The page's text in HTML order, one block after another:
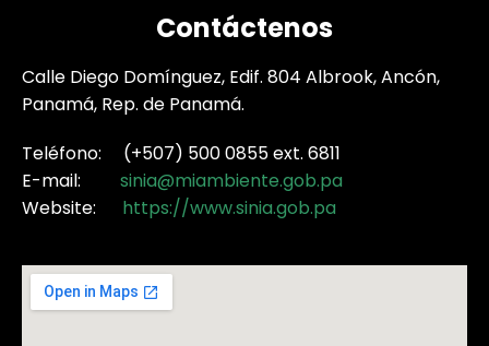
Contáctenos
Calle Diego Domínguez, Edif. 804 Albrook, Ancón,
Panamá, Rep. de Panamá.
Teléfono: (+507) 500 0855 ext. 6811
E-mail: sinia@miambiente.gob.pa
Website: https://www.sinia.gob.pa